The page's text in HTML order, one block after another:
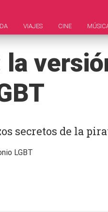
VIAJES CINE
secretos de la